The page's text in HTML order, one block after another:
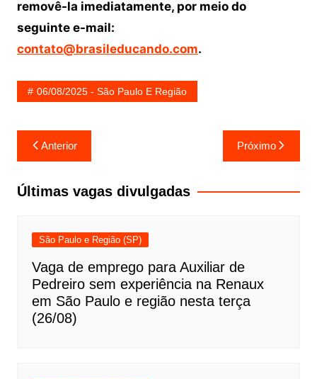
removê-la imediatamente, por meio do
seguinte e-mail:
contato@brasileducando.com.
06/08/2025 - São Paulo E Região
Navegação
de
Post
Anterior Próximo
Últimas vagas divulgadas
São Paulo e Região (SP)
Vaga de emprego para Auxiliar de
Pedreiro sem experiência na Renaux
em São Paulo e região nesta terça
(26/08)